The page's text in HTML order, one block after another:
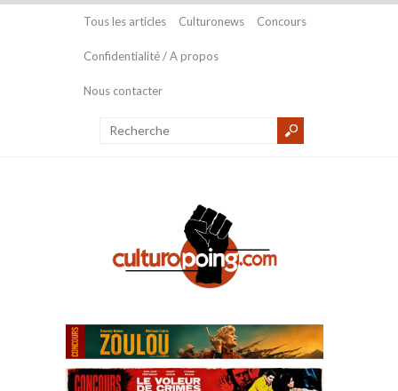
Tous les articles Culturonews Concours
Confidentialité / A propos
Nous contacter